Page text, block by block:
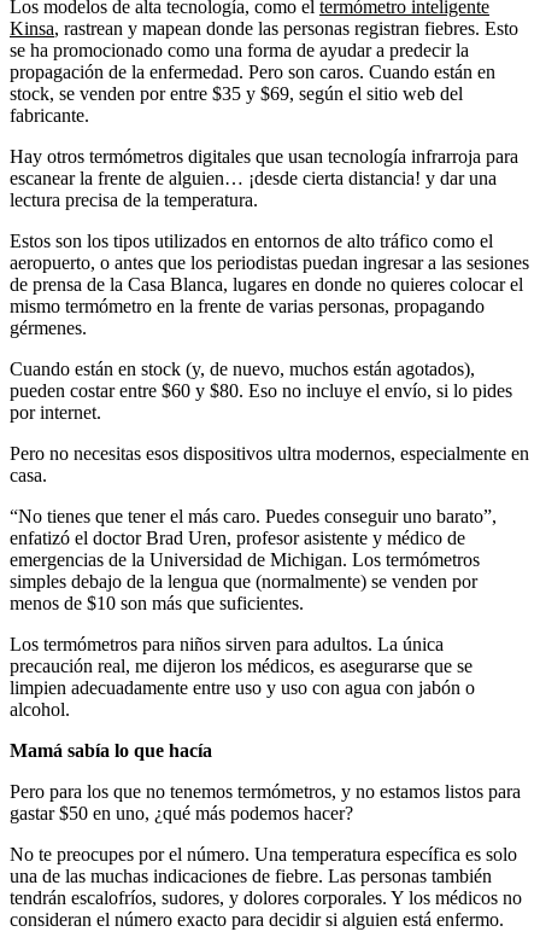
Los modelos de alta tecnología, como el termómetro inteligente
Kinsa, rastrean y mapean donde las personas registran fiebres. Esto
se ha promocionado como una forma de ayudar a predecir la
propagación de la enfermedad. Pero son caros. Cuando están en
stock, se venden por entre $35 y $69, según el sitio web del
fabricante.
Hay otros termómetros digitales que usan tecnología infrarroja para
escanear la frente de alguien… ¡desde cierta distancia! y dar una
lectura precisa de la temperatura.
Estos son los tipos utilizados en entornos de alto tráfico como el
aeropuerto, o antes que los periodistas puedan ingresar a las sesiones
de prensa de la Casa Blanca, lugares en donde no quieres colocar el
mismo termómetro en la frente de varias personas, propagando
gérmenes.
Cuando están en stock (y, de nuevo, muchos están agotados),
pueden costar entre $60 y $80. Eso no incluye el envío, si lo pides
por internet.
Pero no necesitas esos dispositivos ultra modernos, especialmente en
casa.
“No tienes que tener el más caro. Puedes conseguir uno barato”,
enfatizó el doctor Brad Uren, profesor asistente y médico de
emergencias de la Universidad de Michigan. Los termómetros
simples debajo de la lengua que (normalmente) se venden por
menos de $10 son más que suficientes.
Los termómetros para niños sirven para adultos. La única
precaución real, me dijeron los médicos, es asegurarse que se
limpien adecuadamente entre uso y uso con agua con jabón o
alcohol.
Mamá sabía lo que hacía
Pero para los que no tenemos termómetros, y no estamos listos para
gastar $50 en uno, ¿qué más podemos hacer?
No te preocupes por el número. Una temperatura específica es solo
una de las muchas indicaciones de fiebre. Las personas también
tendrán escalofríos, sudores, y dolores corporales. Y los médicos no
consideran el número exacto para decidir si alguien está enfermo.